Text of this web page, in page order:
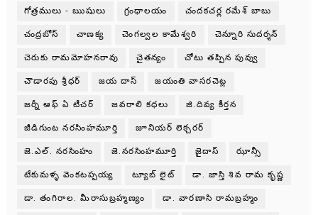
గోత్రములు - ఋషులు గ్రంధాలయం చందకచర్ల రమేశ్ బాబు
చంద్రబోస్ చాణక్య చెంగల్వల కామేశ్వరి చెన్నూరి సుదర్శన్
చెరుకు రామమోహనరావు చైతన్యం చోటు తప్పిన పువ్వు
చౌడారపు శ్రీధర్ జయ దాస్ జయంతి వాసరచెట్ల
జర్నీ ఆఫ్ ఏ టీచర్ జవరాలి కధలు జి.దివ్య కీర్తన
జీడిగుంట నరసింహమూర్తి జూనియర్ లెక్చరర్
జె.ఎల్. నరసింహం జె.నరసింహమూర్తి జైదాస్ ఝాన్సీ
టేకుమళ్ళ వెంకటప్పయ్య ట్యూబ్ లైట్ డా. జాస్తి శివ రామ కృష్ణ
డా. తంగిరాల. మీరాసుబ్రహ్మణ్యం డా. వారణాసి రామబ్రహ్మం